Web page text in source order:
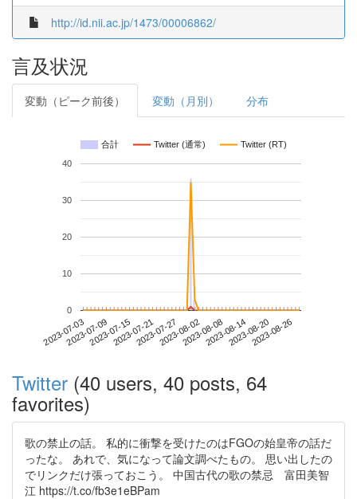
http://id.nii.ac.jp/1473/00006862/
言及状況
変動（ピーク前後） 変動（月別） 分布
合計 Twitter (通常) Twitter (RT)
2023-07-032023-07-092023-07-152023-07-212023-07-272023-08-022023-08-082023-08-142023-08-202023-08-26
0
10
20
30
40
Twitter (40 users, 40 posts, 64
favorites)
歌の禁止の話。 私的に衝撃を受けたのはFGOの始皇帝の話だ
ったな。 あれで、気になって論文調べたもの。 思い出したの
でリンクだけ張っておこう。 中国古代の歌の禁忌 富田美智
江 https://t.co/fb3e1eBPam